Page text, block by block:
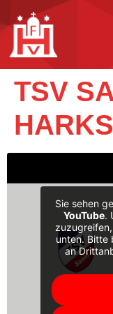
TSV
Sie sehen
YouTube.
unten. Bitte
an